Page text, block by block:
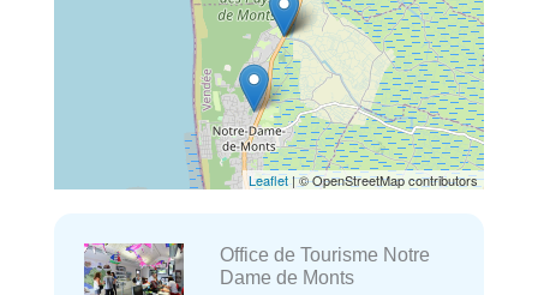
Leaflet| © OpenStreetMap contributors
Office de Tourisme Notre
Dame de Monts